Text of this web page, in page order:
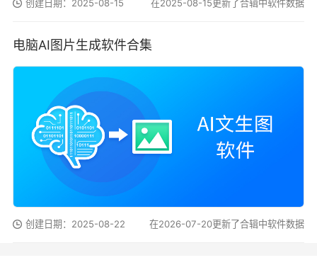
创建日期：2025-08-15 在2025-08-15更新了合辑中软件数据
电脑AI图片生成软件合集
创建日期：2025-08-22 在2026-07-20更新了合辑中软件数据